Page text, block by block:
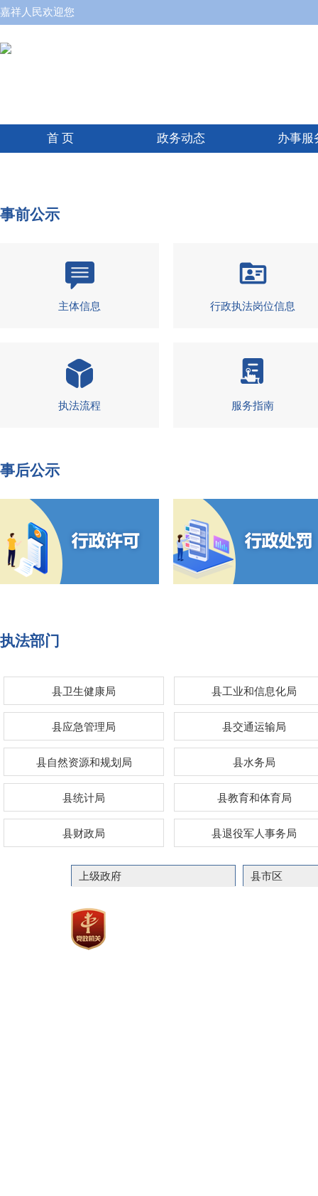
嘉祥人民欢迎您
首 页 政务动态 办事服
事前公示
主体信息 行政执法岗位信息
执法流程 服务指南
事后公示
执法部门
县卫生健康局 县工业和信息化局
县应急管理局 县交通运输局
县自然资源和规划局 县水务局
县统计局 县教育和体育局
县财政局 县退役军人事务局
上级政府 县市区